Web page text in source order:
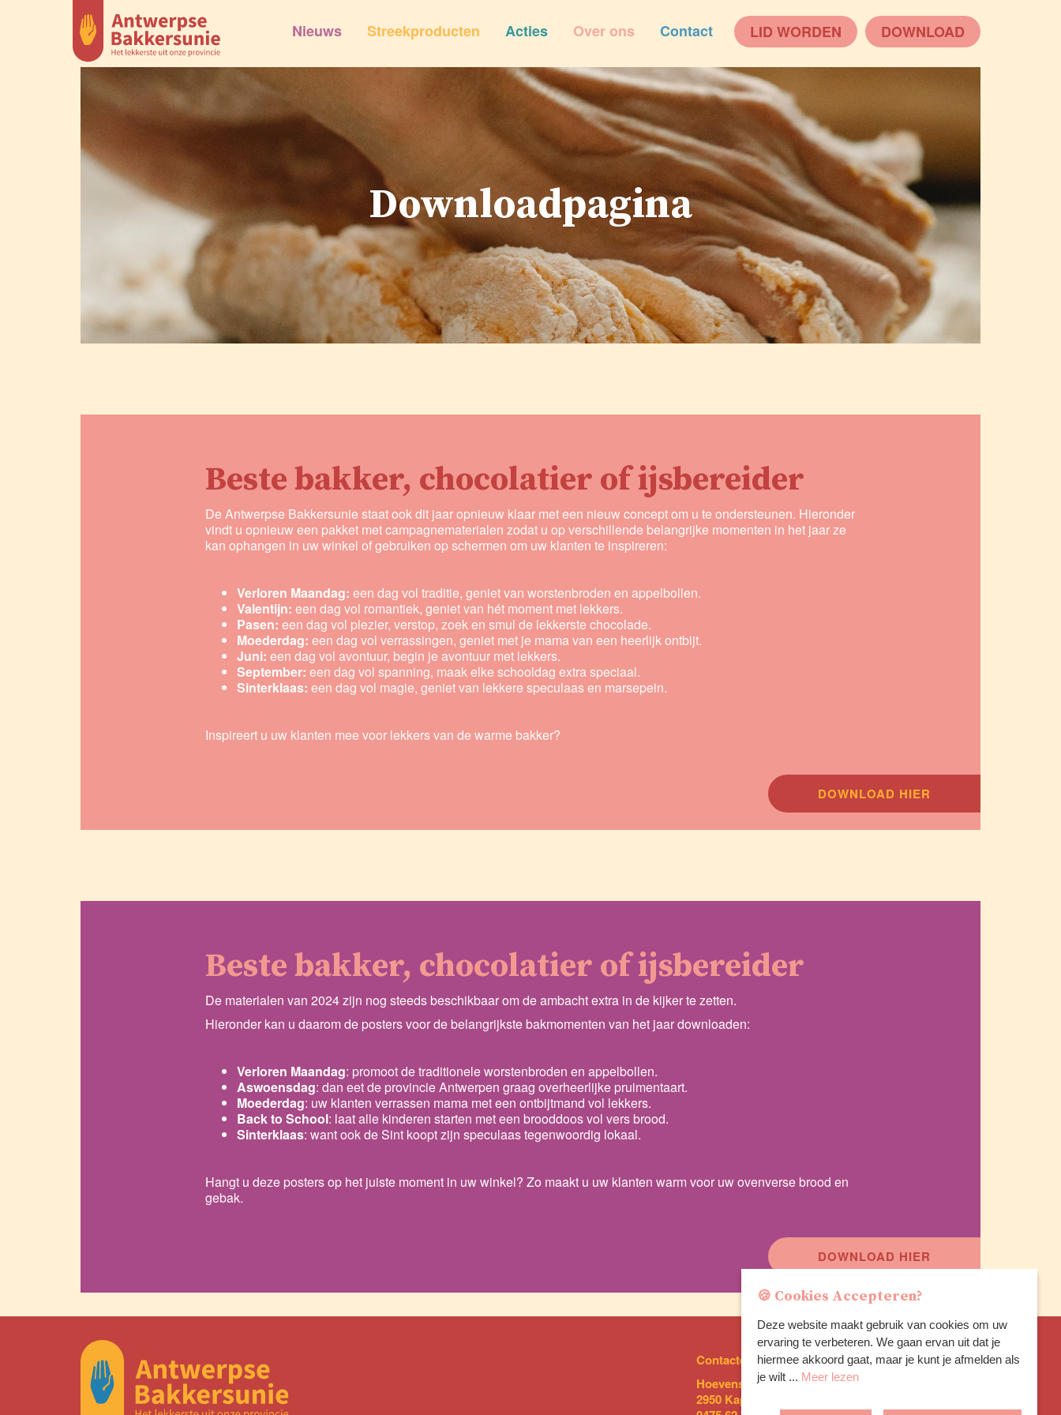
Nieuws Streekproducten Acties Over ons Contact LID WORDEN DOWNLOAD
Downloadpagina
Beste bakker, chocolatier of ijsbereider
De Antwerpse Bakkersunie staat ook dit jaar opnieuw klaar met een nieuw concept om u te ondersteunen. Hieronder
vindt u opnieuw een pakket met campagnematerialen zodat u op verschillende belangrijke momenten in het jaar ze
kan ophangen in uw winkel of gebruiken op schermen om uw klanten te inspireren:
Verloren Maandag: een dag vol traditie, geniet van worstenbroden en appelbollen.
Valentijn: een dag vol romantiek, geniet van hét moment met lekkers.
Pasen: een dag vol plezier, verstop, zoek en smul de lekkerste chocolade.
Moederdag: een dag vol verrassingen, geniet met je mama van een heerlijk ontbijt.
Juni: een dag vol avontuur, begin je avontuur met lekkers.
September: een dag vol spanning, maak elke schooldag extra speciaal.
Sinterklaas: een dag vol magie, geniet van lekkere speculaas en marsepein.
Inspireert u uw klanten mee voor lekkers van de warme bakker?
DOWNLOAD HIER
Beste bakker, chocolatier of ijsbereider
De materialen van 2024 zijn nog steeds beschikbaar om de ambacht extra in de kijker te zetten.
Hieronder kan u daarom de posters voor de belangrijkste bakmomenten van het jaar downloaden:
Verloren Maandag: promoot de traditionele worstenbroden en appelbollen.
Aswoensdag: dan eet de provincie Antwerpen graag overheerlijke pruimentaart.
Moederdag: uw klanten verrassen mama met een ontbijtmand vol lekkers.
Back to School: laat alle kinderen starten met een brooddoos vol vers brood.
Sinterklaas: want ook de Sint koopt zijn speculaas tegenwoordig lokaal.
Hangt u deze posters op het juiste moment in uw winkel? Zo maakt u uw klanten warm voor uw ovenverse brood en
gebak.
DOWNLOAD HIER
Contacteer ons:
Hoevensebaan 92 A
2950 Kapellen
Legal
Privacy policy
🍪 Cookies Accepteren?
Deze website maakt gebruik van cookies om uw
ervaring te verbeteren. We gaan ervan uit dat je
hiermee akkoord gaat, maar je kunt je afmelden als
je wilt ... Meer lezen